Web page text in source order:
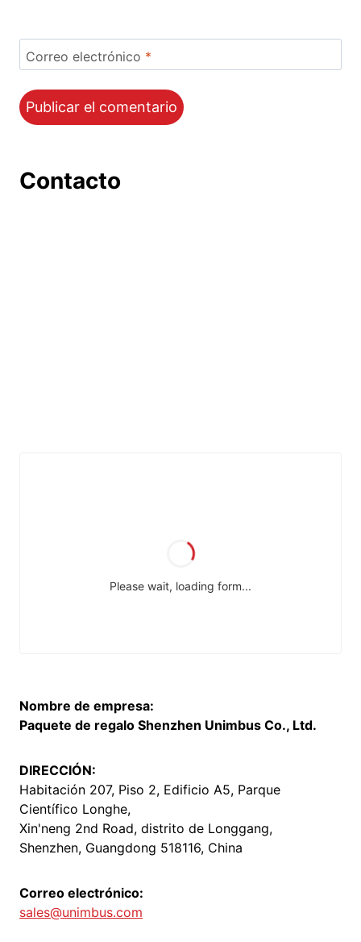
Correo electrónico *
Contacto
Nombre de empresa:
Paquete de regalo Shenzhen Unimbus Co., Ltd.
DIRECCIÓN:
Habitación 207, Piso 2, Edificio A5, Parque
Científico Longhe,
Xin'neng 2nd Road, distrito de Longgang,
Shenzhen, Guangdong 518116, China
Correo electrónico:
sales@unimbus.com